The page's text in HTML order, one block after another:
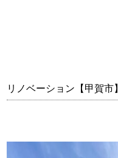
リノベーション【甲賀市】